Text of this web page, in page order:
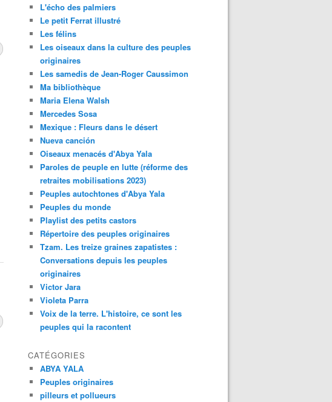
L'écho des palmiers
Le petit Ferrat illustré
Les félins
Les oiseaux dans la culture des peuples
originaires
Les samedis de Jean-Roger Caussimon
Ma bibliothèque
Maria Elena Walsh
Mercedes Sosa
Mexique : Fleurs dans le désert
Nueva canción
Oiseaux menacés d'Abya Yala
Paroles de peuple en lutte (réforme des
retraites mobilisations 2023)
Peuples autochtones d'Abya Yala
Peuples du monde
Playlist des petits castors
Répertoire des peuples originaires
Tzam. Les treize graines zapatistes :
Conversations depuis les peuples
originaires
Victor Jara
Violeta Parra
Voix de la terre. L'histoire, ce sont les
peuples qui la racontent
CATÉGORIES
ABYA YALA
Peuples originaires
pilleurs et pollueurs